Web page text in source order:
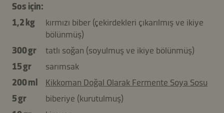
Sos için:
1,2 kg
kırmızı biber (çekirdekleri çıkarılmış ve ikiye
bölünmüş)
300 gr
tatlı soğan (soyulmuş ve ikiye bölünmüş)
15 gr
sarımsak
200 ml
Kikkoman Doğal Olarak Fermente Soya Sosu
5 gr
biberiye (kurutulmuş)